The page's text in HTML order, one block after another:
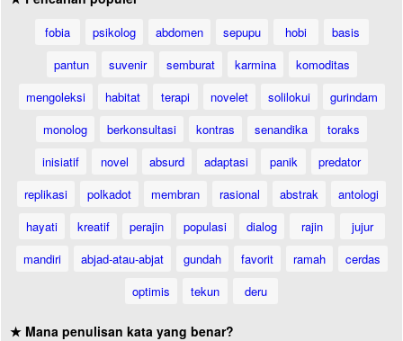
fobia psikolog abdomen sepupu hobi
basis
pantun
suvenir semburat karmina
komoditas
mengoleksi
habitat terapi novelet solilokui
gurindam
monolog
berkonsultasi kontras senandika
toraks
inisiatif
novel absurd adaptasi panik
predator
replikasi
polkadot membran rasional abstrak
antologi
hayati
kreatif perajin populasi dialog rajin
jujur
mandiri
abjad-atau-abjat gundah favorit ramah
cerdas
optimis
tekun deru
★ Mana penulisan kata yang benar?